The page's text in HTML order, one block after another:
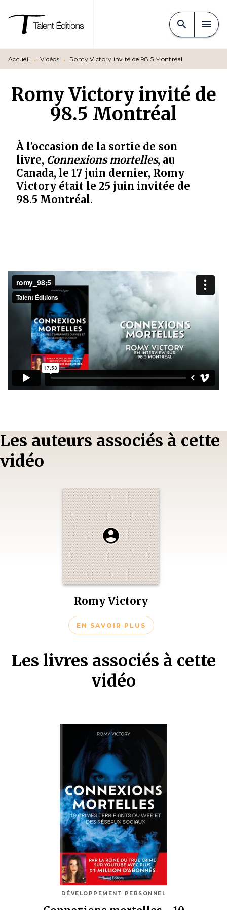
MENU CONTENU
PIED DE PAGE
search menu
Accueil • Vidéos • Romy Victory invité de 98.5 Montréal
Romy Victory invité de
98.5 Montréal
À l'occasion de la sortie de son
livre, Connexions mortelles, au
Canada, le 17 juin dernier, Romy
Victory était le 25 juin invitée de
98.5 Montréal.
Les auteurs associés à cette
vidéo
Romy Victory
EN SAVOIR PLUS
Les livres associés à cette
vidéo
DÉVELOPPEMENT PERSONNEL